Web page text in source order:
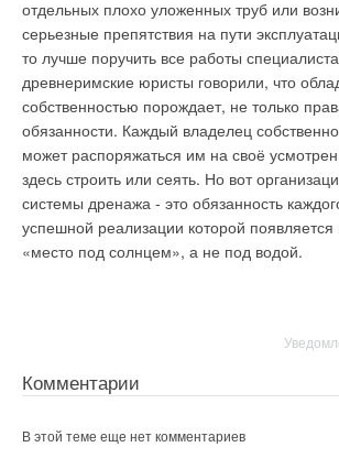
отдельных плохо уложенных труб или
серьезные препятствия на пути
то лучше поручить все работы
древнеримские юристы говорили, что
собственностью порождает, не только
обязанности. Каждый владелец
может распоряжаться им на своё
здесь строить или сеять. Но вот
системы дренажа - это обязанность
успешной реализации которой появляется
«место под солнцем», а не под водой.
Комментарии
В этой теме еще нет комментариев